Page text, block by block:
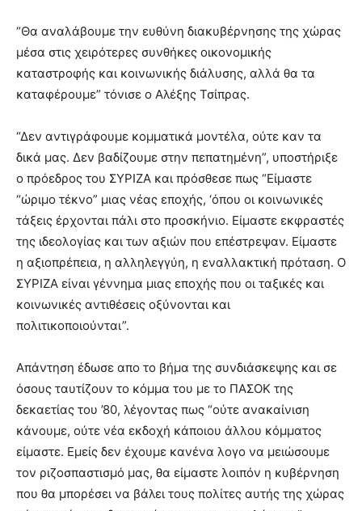
“Θα αναλάβουμε την ευθύνη διακυβέρνησης της χώρας
μέσα στις χειρότερες συνθήκες οικονομικής
καταστροφής και κοινωνικής διάλυσης, αλλά θα τα
καταφέρουμε” τόνισε ο Αλέξης Τσίπρας.
“Δεν αντιγράφουμε κομματικά μοντέλα, ούτε καν τα
δικά μας. Δεν βαδίζουμε στην πεπατημένη”, υποστήριξε
ο πρόεδρος του ΣΥΡΙΖΑ και πρόσθεσε πως “Είμαστε
“ώριμο τέκνο” μιας νέας εποχής, ‘όπου οι κοινωνικές
τάξεις έρχονται πάλι στο προσκήνιο. Είμαστε εκφραστές
της ιδεολογίας και των αξιών που επέστρεψαν. Είμαστε
η αξιοπρέπεια, η αλληλεγγύη, η εναλλακτική πρόταση. Ο
ΣΥΡΙΖΑ είναι γέννημα μιας εποχής που οι ταξικές και
κοινωνικές αντιθέσεις οξύνονται και
πολιτικοποιούνται”.
Απάντηση έδωσε απο το βήμα της συνδιάσκεψης και σε
όσους ταυτίζουν το κόμμα του με το ΠΑΣΟΚ της
δεκαετίας του ’80, λέγοντας πως “ούτε ανακαίνιση
κάνουμε, ούτε νέα εκδοχή κάποιου άλλου κόμματος
είμαστε. Εμείς δεν έχουμε κανένα λογο να μειώσουμε
τον ριζοσπαστισμό μας, θα είμαστε λοιπόν η κυβέρνηση
που θα μπορέσει να βάλει τους πολίτες αυτής της χώρας